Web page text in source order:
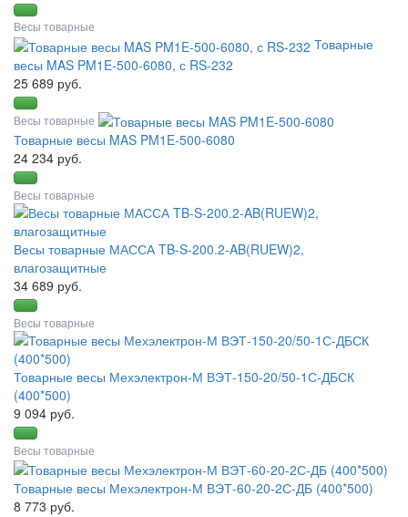
Весы товарные
Товарные
весы MAS PM1E-500-6080, с RS-232
25 689 руб.
Весы товарные
Товарные весы MAS PM1E-500-6080
24 234 руб.
Весы товарные
Весы товарные МАССА TB-S-200.2-AB(RUEW)2,
влагозащитные
34 689 руб.
Весы товарные
Товарные весы Мехэлектрон-М ВЭТ-150-20/50-1С-ДБСК
(400*500)
9 094 руб.
Весы товарные
Товарные весы Мехэлектрон-М ВЭТ-60-20-2С-ДБ (400*500)
8 773 руб.